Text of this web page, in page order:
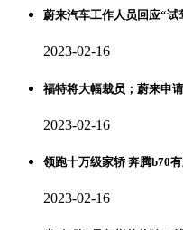
蔚来汽车工作人员回应“试
2023-02-16
福特将大幅裁员；蔚来申
2023-02-16
领跑十万级家轿 奔腾b70
2023-02-16